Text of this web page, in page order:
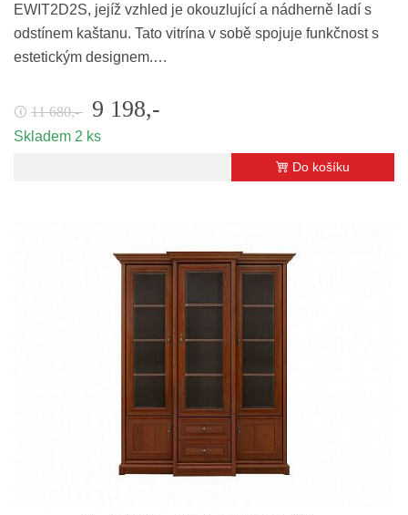
EWIT2D2S, jejíž vzhled je okouzlující a nádherně ladí s
odstínem kaštanu. Tato vitrína v sobě spojuje funkčnost s
estetickým designem.…
🛈 11 680,- 9 198,-
Skladem 2 ks
Do košíku